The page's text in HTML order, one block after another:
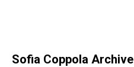
Sofia Coppola Archive